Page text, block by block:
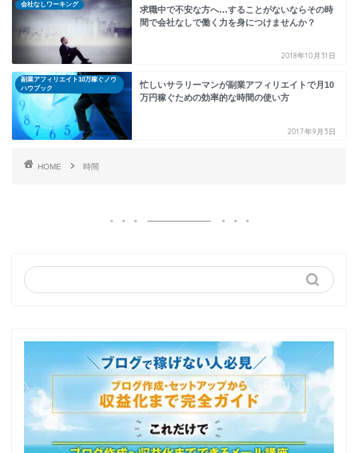
会社なしワーキング
求職中で不安な方へ…することがないならその時
間で会社なしで働く力を身につけませんか？
2018年10月31日
副業アフィリエイト10万稼ぐノウ
ハウブック
忙しいサラリーマンが副業アフィリエイトで月10
万円稼ぐための効率的な時間の使い方
2017年9月3日
HOME 時間